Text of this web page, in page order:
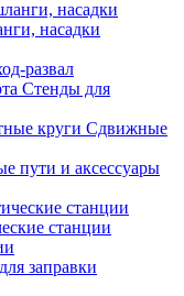
насадки
развал
Стенды для
Сдвижные
пути и аксессуары
станции